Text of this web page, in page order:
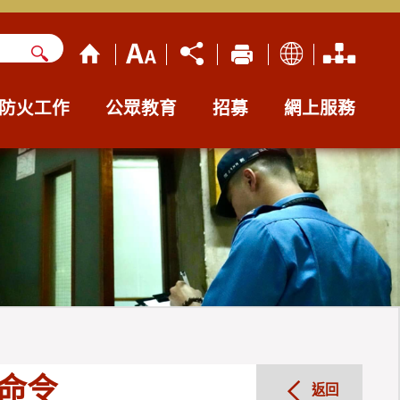
火工作 公眾教育 招募 網上服務
令 返回